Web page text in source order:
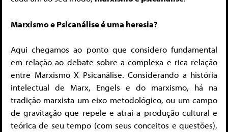
Marxismo e Psicanálise é uma heresia?
Aqui chegamos ao ponto que considero fundamental
em relação ao debate sobre a complexa e rica relação
entre Marxismo X Psicanálise. Considerando a história
intelectual de Marx, Engels e do marxismo, há na
tradição marxista um eixo metodológico, ou um campo
de gravitação que repele e atrai a produção cultural e
teórica de seu tempo (com seus conceitos e questões),